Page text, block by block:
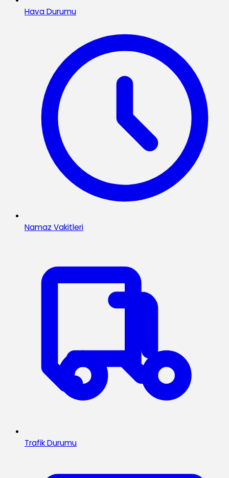
Hava Durumu
Namaz Vakitleri
Trafik Durumu